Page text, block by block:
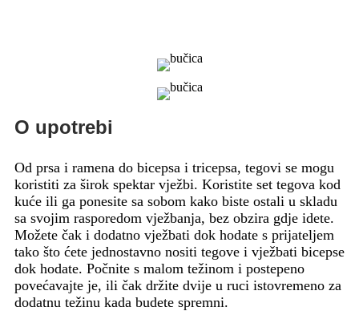
O upotrebi
Od prsa i ramena do bicepsa i tricepsa, tegovi se mogu
koristiti za širok spektar vježbi. Koristite set tegova kod
kuće ili ga ponesite sa sobom kako biste ostali u skladu
sa svojim rasporedom vježbanja, bez obzira gdje idete.
Možete čak i dodatno vježbati dok hodate s prijateljem
tako što ćete jednostavno nositi tegove i vježbati bicepse
dok hodate. Počnite s malom težinom i postepeno
povećavajte je, ili čak držite dvije u ruci istovremeno za
dodatnu težinu kada budete spremni.